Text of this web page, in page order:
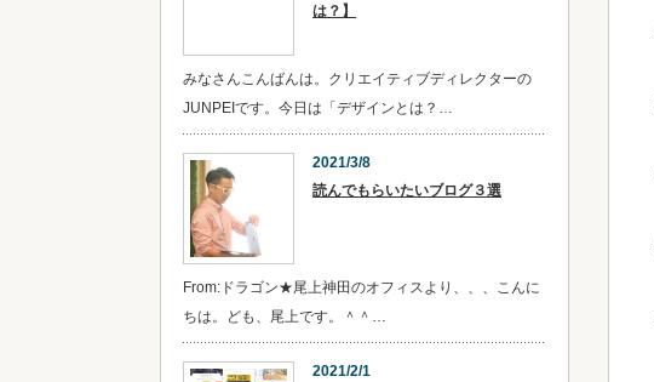
は？】
みなさんこんばんは。クリエイティブディレクターの
JUNPEIです。今日は「デザインとは？…
2021/3/8
読んでもらいたいブログ３選
From:ドラゴン★尾上神田のオフィスより、、、こんに
ちは。ども、尾上です。＾＾…
2021/2/1